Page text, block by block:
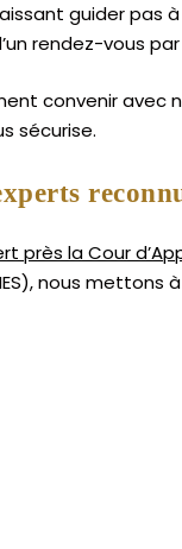
guider pas
rendez-vous
convenir avec
sécurise.
près la Cour
nous mettons